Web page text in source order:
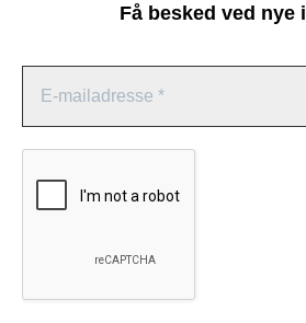
Administrer
For at give dig de bedste oplevelser bruger vi
at gemme og/eller få adgang til
dit samtykke eller trækker dit samtykke
Få besked ved
Mere om oversættelse